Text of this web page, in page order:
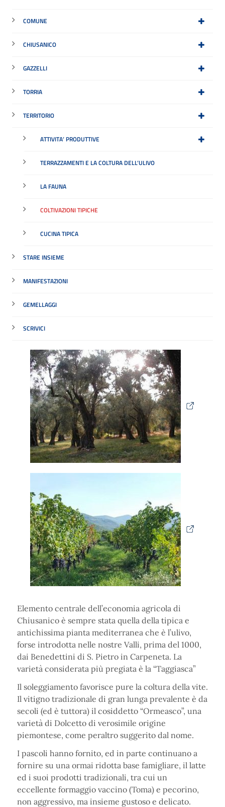
COMUNE
CHIUSANICO
GAZZELLI
TORRIA
TERRITORIO
ATTIVITA’ PRODUTTIVE
TERRAZZAMENTI E LA COLTURA DELL’ULIVO
LA FAUNA
COLTIVAZIONI TIPICHE
CUCINA TIPICA
STARE INSIEME
MANIFESTAZIONI
GEMELLAGGI
SCRIVICI
Elemento centrale dell’economia agricola di
Chiusanico è sempre stata quella della tipica e
antichissima pianta mediterranea che è l’ulivo,
forse introdotta nelle nostre Valli, prima del 1000,
dai Benedettini di S. Pietro in Carpeneta. La
varietà considerata più pregiata è la “Taggiasca”
Il soleggiamento favorisce pure la coltura della vite.
Il vitigno tradizionale di gran lunga prevalente è da
secoli (ed è tuttora) il cosiddetto “Ormeasco”, una
varietà di Dolcetto di verosimile origine
piemontese, come peraltro suggerito dal nome.
I pascoli hanno fornito, ed in parte continuano a
fornire su una ormai ridotta base famigliare, il latte
ed i suoi prodotti tradizionali, tra cui un
eccellente formaggio vaccino (Toma) e pecorino,
non aggressivo, ma insieme gustoso e delicato.